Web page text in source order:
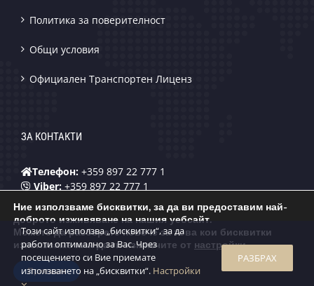
Политика за поверителност
Общи условия
Официален Транспортен Лиценз
ЗА КОНТАКТИ
Телефон: +359 897 22 777 1
Viber: +359 897 22 777 1
+359 897 22 777 1
Telegram: +359 897 22 777 1
Email:yestrans.eu@gmail.com
Ние използваме бисквитки, за да ви предоставим най-
доброто изживяване на нашия уебсайт.
Можете да разберете повече за това кои бисквитки
използваме или да ги изключите от настройки.
Приемам
Този сайт използва „бисквитки“, за да
работи оптимално за Вас. Чрез
посещението си Вие приемате
използването на „бисквитки“. Настройки
РАЗБРАХ